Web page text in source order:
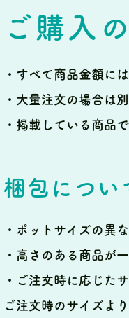
ご購入
・すべて商品金額に
・大量注文の場合は
・掲載している商品
梱包につい
・ポットサイズの異
・高さのある商品が
・ご注文時に応じた
ご注文時のサイズよ